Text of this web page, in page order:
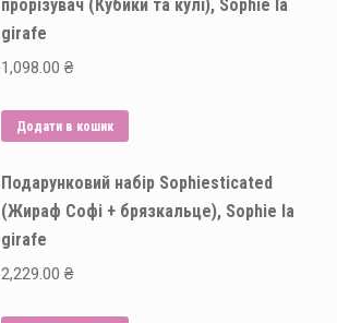
прорізувач (Кубики та кулі), Sophie la
girafe
1,098.00 ₴
Додати в кошик
Подарунковий набір Sophiesticated
(Жираф Софі + брязкальце), Sophie la
girafe
2,229.00 ₴